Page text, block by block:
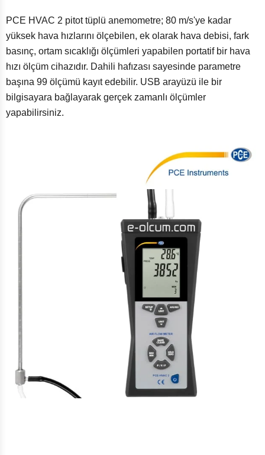
PCE HVAC 2 pitot tüplü anemometre; 80 m/s'ye kadar
yüksek hava hızlarını ölçebilen, ek olarak hava debisi, fark
basınç, ortam sıcaklığı ölçümleri yapabilen portatif bir hava
hızı ölçüm cihazıdır. Dahili hafızası sayesinde parametre
başına 99 ölçümü kayıt edebilir. USB arayüzü ile bir
bilgisayara bağlayarak gerçek zamanlı ölçümler
yapabilirsiniz.